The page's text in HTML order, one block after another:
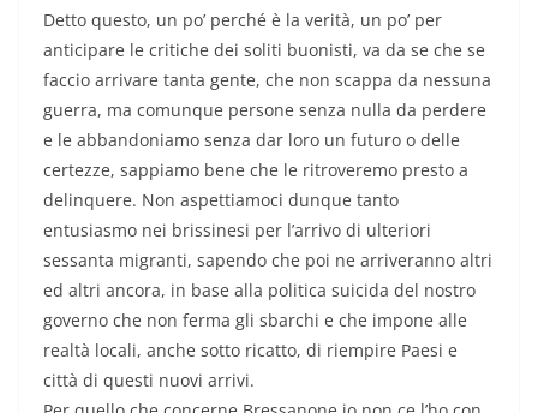
Detto questo, un po’ perché è la verità, un po’ per
anticipare le critiche dei soliti buonisti, va da se che se
faccio arrivare tanta gente, che non scappa da nessuna
guerra, ma comunque persone senza nulla da perdere
e le abbandoniamo senza dar loro un futuro o delle
certezze, sappiamo bene che le ritroveremo presto a
delinquere. Non aspettiamoci dunque tanto
entusiasmo nei brissinesi per l’arrivo di ulteriori
sessanta migranti, sapendo che poi ne arriveranno altri
ed altri ancora, in base alla politica suicida del nostro
governo che non ferma gli sbarchi e che impone alle
realtà locali, anche sotto ricatto, di riempire Paesi e
città di questi nuovi arrivi.